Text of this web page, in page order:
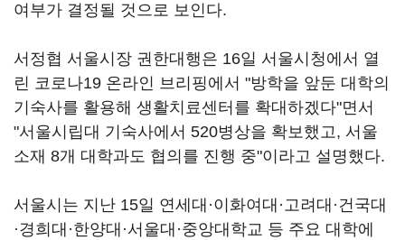
여부가 결정될 것으로 보인다.
서정협 서울시장 권한대행은 16일 서울시청에서 열
린 코로나19 온라인 브리핑에서 "방학을 앞둔 대학의
기숙사를 활용해 생활치료센터를 확대하겠다"면서
"서울시립대 기숙사에서 520병상을 확보했고, 서울
소재 8개 대학과도 협의를 진행 중"이라고 설명했다.
서울시는 지난 15일 연세대·이화여대·고려대·건국대
·경희대·한양대·서울대·중앙대학교 등 주요 대학에